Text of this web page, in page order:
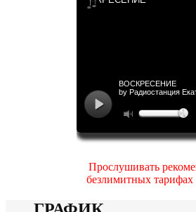
Прослушивать
безлимитных тарифах